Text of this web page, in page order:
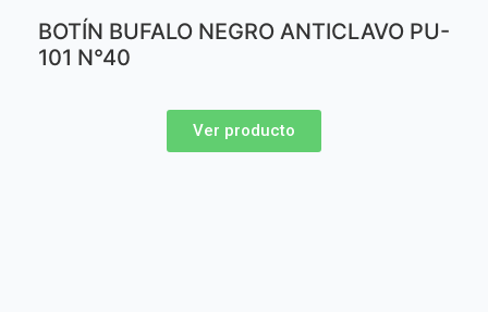
BOTÍN BUFALO NEGRO ANTICLAVO PU-
101 N°40
Ver producto